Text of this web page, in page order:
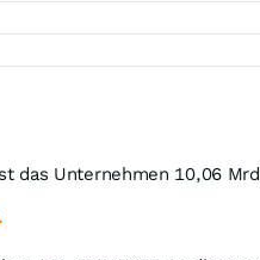
das Unternehmen 10,06